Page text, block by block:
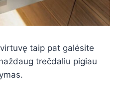
taip pat galėsite
trečdaliu pigiau